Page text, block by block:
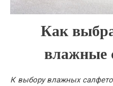
Как
влажные
К выбору влажных